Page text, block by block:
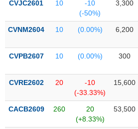
Tâm
thị
trường
CVJC2601 10
-10
(-50%)
3,300
CVNM2604 10 (0.00%) 6,200
CVPB2607 10 (0.00%) 300
CVRE2602 20
-10
(-33.33%)
15,600
CACB2609 260
20
(+8.33%)
53,500
DÙNG
THIẾT
YẾU